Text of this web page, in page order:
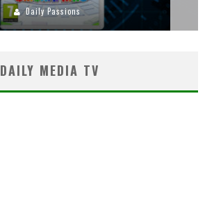
Daily Passions
DAILY MEDIA TV